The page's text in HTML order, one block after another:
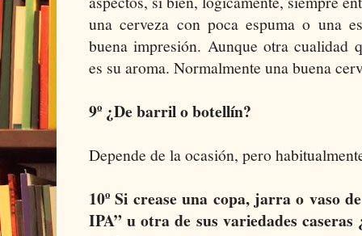
una cerveza con poca espuma o una
buena impresión. Aunque otra cualidad
es su aroma. Normalmente una buena
9º ¿De barril o botellín?
Depende de la ocasión, pero
10º Si crease una copa, jarra o vaso
IPA” u otra de sus variedades